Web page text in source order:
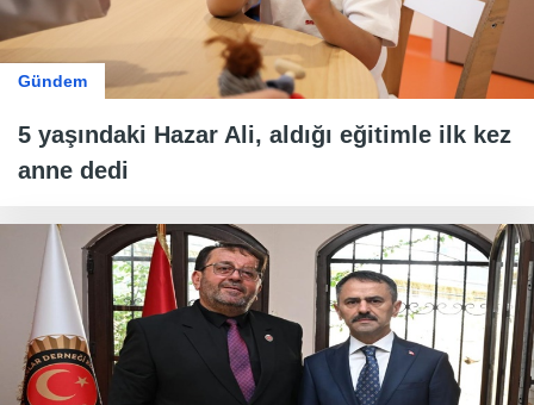
Gündem
5 yaşındaki Hazar Ali, aldığı eğitimle ilk kez
anne dedi